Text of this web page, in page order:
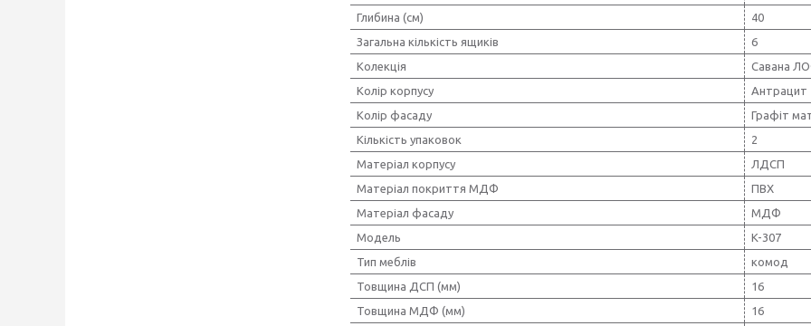
Глибина (см)
40
Загальна кількість ящиків
6
Колекція
Савана
Колір корпусу
Антрацит
Колір фасаду
Графіт
Кількість упаковок
2
Матеріал корпусу
ЛДСП
Матеріал покриття МДФ
ПВХ
Матеріал фасаду
МДФ
Мoдель
K-307
Тип меблів
комод
Товщина ДСП (мм)
16
Товщина МДФ (мм)
16